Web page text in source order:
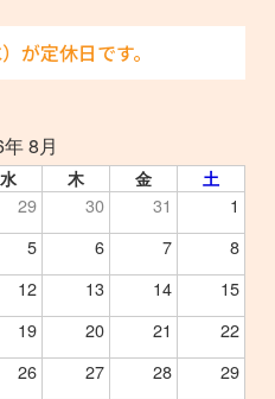
が定休日です。
8月
水 木 金 土
29 30 31
1
5 6 7 8
12 13 14
15
19 20 21
22
26 27 28
29